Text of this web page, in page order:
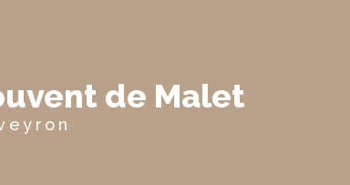
de Malet